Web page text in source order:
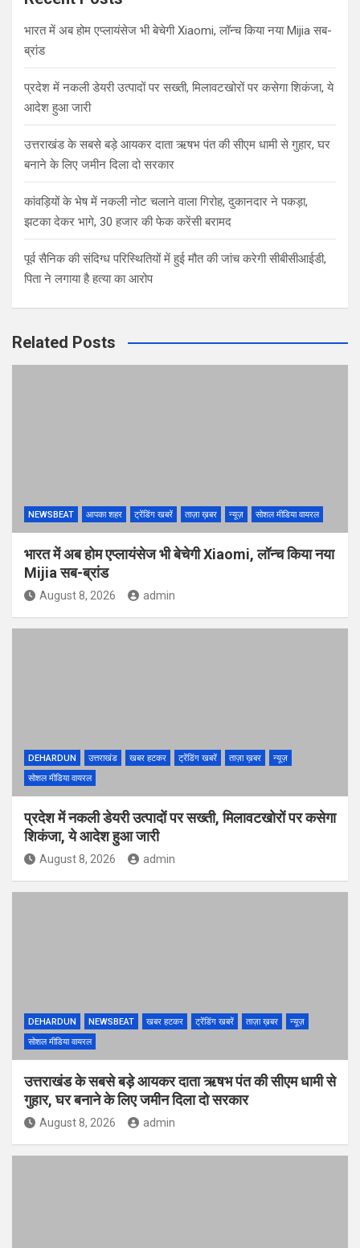
भारत में अब होम एप्लायंसेज भी बेचेगी Xiaomi, लॉन्च किया नया Mijia सब-
ब्रांड
प्रदेश में नकली डेयरी उत्पादों पर सख्ती, मिलावटखोरों पर कसेगा शिकंजा, ये
आदेश हुआ जारी
उत्तराखंड के सबसे बड़े आयकर दाता ऋषभ पंत की सीएम धामी से गुहार, घर
बनाने के लिए जमीन दिला दो सरकार
कांवड़ियों के भेष में नकली नोट चलाने वाला गिरोह, दुकानदार ने पकड़ा,
झटका देकर भागे, 30 हजार की फेक करेंसी बरामद
पूर्व सैनिक की संदिग्ध परिस्थितियों में हुई मौत की जांच करेगी सीबीसीआईडी,
पिता ने लगाया है हत्या का आरोप
Related Posts
NEWSBEAT आपका शहर ट्रेंडिंग खबरें ताज़ा ख़बर न्यूज़ सोशल मीडिया वायरल
भारत में अब होम एप्लायंसेज भी बेचेगी Xiaomi, लॉन्च किया नया
Mijia सब-ब्रांड
August 8, 2026 admin
DEHARDUN उत्तराखंड खबर हटकर ट्रेंडिंग खबरें ताज़ा ख़बर
न्यूज़
सोशल मीडिया वायरल
प्रदेश में नकली डेयरी उत्पादों पर सख्ती, मिलावटखोरों पर कसेगा
शिकंजा, ये आदेश हुआ जारी
August 8, 2026 admin
DEHARDUN NEWSBEAT खबर हटकर ट्रेंडिंग खबरें ताज़ा ख़बर
न्यूज़
सोशल मीडिया वायरल
उत्तराखंड के सबसे बड़े आयकर दाता ऋषभ पंत की सीएम धामी से
गुहार, घर बनाने के लिए जमीन दिला दो सरकार
August 8, 2026 admin